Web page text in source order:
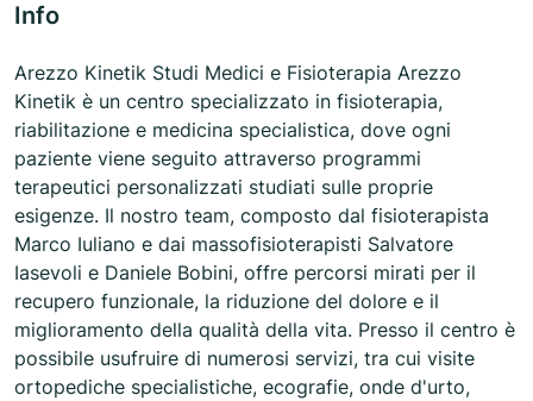
Info
Arezzo Kinetik Studi Medici e Fisioterapia Arezzo
Kinetik è un centro specializzato in fisioterapia,
riabilitazione e medicina specialistica, dove ogni
paziente viene seguito attraverso programmi
terapeutici personalizzati studiati sulle proprie
esigenze. Il nostro team, composto dal fisioterapista
Marco Iuliano e dai massofisioterapisti Salvatore
Iasevoli e Daniele Bobini, offre percorsi mirati per il
recupero funzionale, la riduzione del dolore e il
miglioramento della qualità della vita. Presso il centro è
possibile usufruire di numerosi servizi, tra cui visite
ortopediche specialistiche, ecografie, onde d'urto,